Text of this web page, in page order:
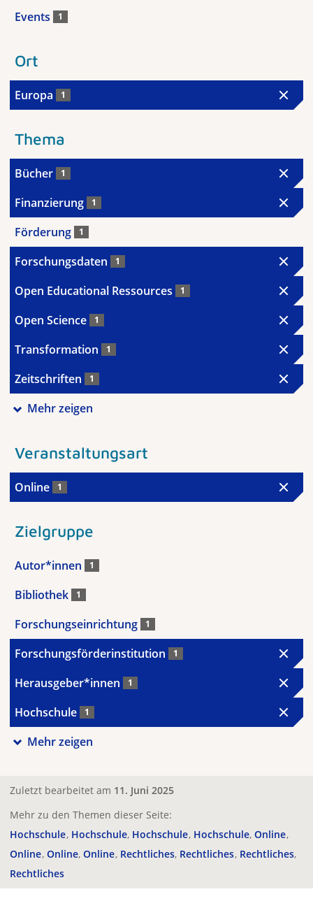
Events 1
Ort
Europa 1
Thema
Bücher 1
Finanzierung 1
Förderung 1
Forschungsdaten 1
Open Educational Ressources 1
Open Science 1
Transformation 1
Zeitschriften 1
Mehr zeigen
Veranstaltungsart
Online 1
Zielgruppe
Autor*innen 1
Bibliothek 1
Forschungseinrichtung 1
Forschungsförderinstitution 1
Herausgeber*innen 1
Hochschule 1
Mehr zeigen
Zuletzt bearbeitet am 11. Juni 2025
Mehr zu den Themen dieser Seite:
Hochschule Hochschule Hochschule Hochschule Online
Online Online Online Rechtliches Rechtliches Rechtliches
Rechtliches